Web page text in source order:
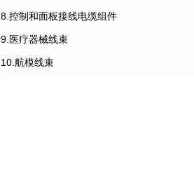
8.控制和面板接线电缆组件
9.医疗器械线束
10.航模线束